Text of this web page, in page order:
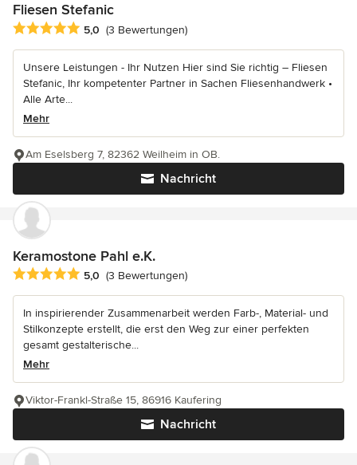
Fliesen Stefanic
Durchschnittliche Bewertung: 5 von 5 Sternen
5,0 (3 Bewertungen)
Unsere Leistungen - Ihr Nutzen Hier sind Sie richtig – Fliesen
Stefanic, Ihr kompetenter Partner in Sachen Fliesenhandwerk •
Alle Arte...
Mehr
Nachricht
Am Eselsberg 7, 82362 Weilheim in OB.
Keramostone Pahl e.K.
Durchschnittliche Bewertung: 5 von 5 Sternen
5,0 (3 Bewertungen)
In inspirierender Zusammenarbeit werden Farb-, Material- und
Stilkonzepte erstellt, die erst den Weg zur einer perfekten
gesamt gestalterische...
Mehr
Nachricht
Viktor-Frankl-Straße 15, 86916 Kaufering